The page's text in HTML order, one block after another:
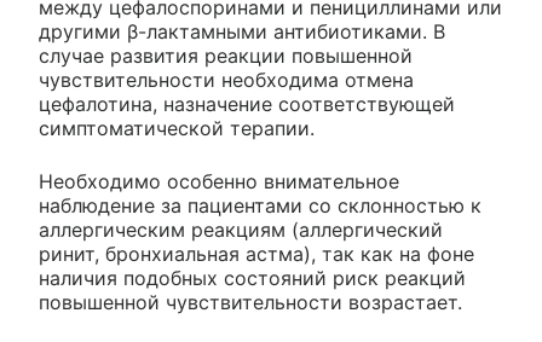
между цефалоспоринами и пенициллинами или
другими β-лактамными антибиотиками. В
случае развития реакции повышенной
чувствительности необходима отмена
цефалотина, назначение соответствующей
симптоматической терапии.
Необходимо особенно внимательное
наблюдение за пациентами со склонностью к
аллергическим реакциям (аллергический
ринит, бронхиальная астма), так как на фоне
наличия подобных состояний риск реакций
повышенной чувствительности возрастает.